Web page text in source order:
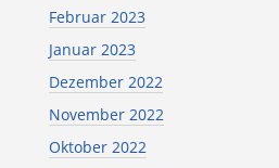
Februar 2023
Januar 2023
Dezember 2022
November 2022
Oktober 2022